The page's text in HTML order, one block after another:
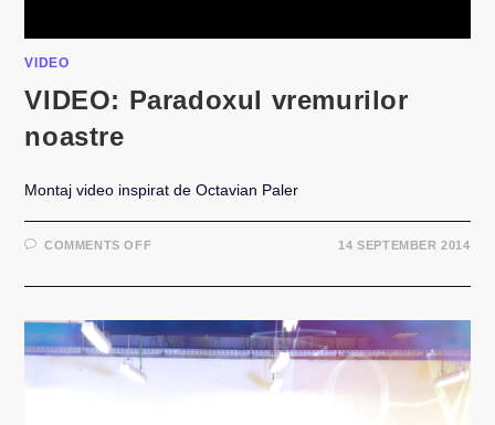
VIDEO
VIDEO: Paradoxul vremurilor
noastre
Montaj video inspirat de Octavian Paler
COMMENTS OFFON
VREMURILOR
14 SEPTEMBER 2014